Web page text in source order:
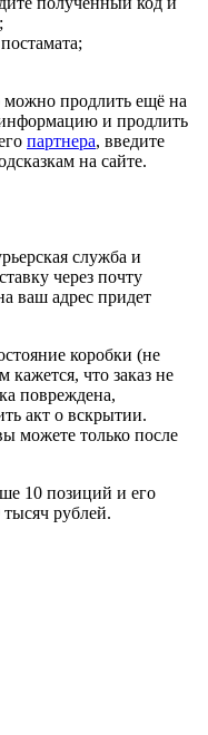
можно продлить ещё на
и продлить
партнера, введите
на сайте.
служба и
через почту
ваш адрес придет
коробки (не
кажется, что заказ не
повреждена,
акт о вскрытии.
можете только после
10 позиций и его
рублей.